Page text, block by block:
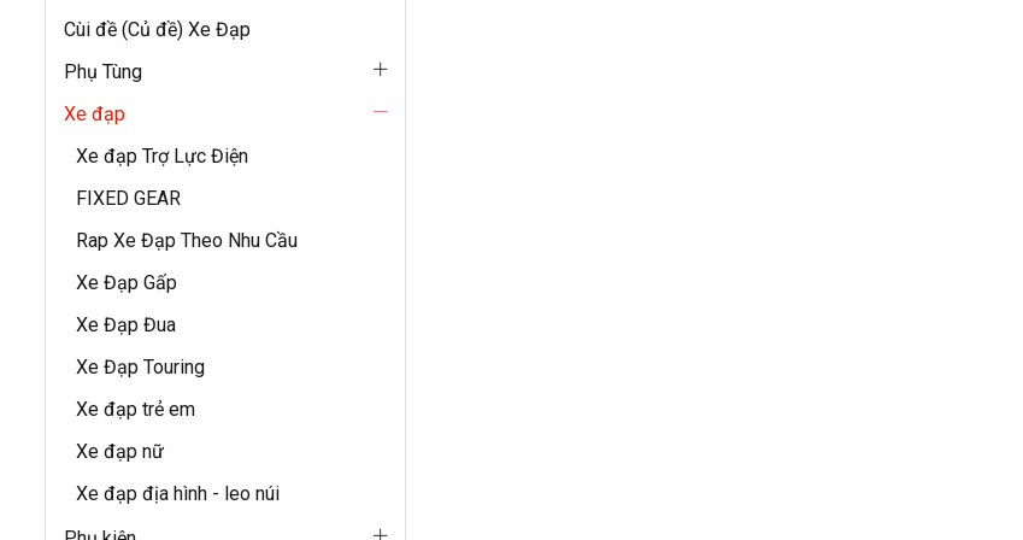
Cùi đề (Củ đề) Xe Đạp
Phụ Tùng
Xe đạp
Xe đạp Trợ Lực Điện
FIXED GEAR
Rap Xe Đạp Theo Nhu Cầu
Xe Đạp Gấp
Xe Đạp Đua
Xe Đạp Touring
Xe đạp trẻ em
Xe đạp nữ
Xe đạp địa hình - leo núi